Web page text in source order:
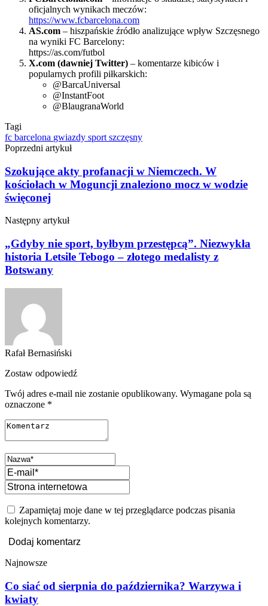
oficjalnych wynikach meczów:
https://www.fcbarcelona.com
AS.com – hiszpańskie źródło analizujące wpływ Szczęsnego
na wyniki FC Barcelony:
https://as.com/futbol
X.com (dawniej Twitter) – komentarze kibiców i
popularnych profili piłkarskich:
@BarcaUniversal
@InstantFoot
@BlaugranaWorld
Tagi
fc barcelona gwiazdy sport szczęsny
Poprzedni artykuł
Szokujące akty profanacji w Niemczech. W
kościołach w Moguncji znaleziono mocz w wodzie
święconej
Następny artykuł
„Gdyby nie sport, byłbym przestępcą”. Niezwykła
historia Letsile Tebogo – złotego medalisty z
Botswany
Rafał Bernasiński
Zostaw odpowiedź
Twój adres e-mail nie zostanie opublikowany. Wymagane pola są
oznaczone *
Zapamiętaj moje dane w tej przeglądarce podczas pisania
kolejnych komentarzy.
Najnowsze
Co siać od sierpnia do października? Warzywa i
kwiaty